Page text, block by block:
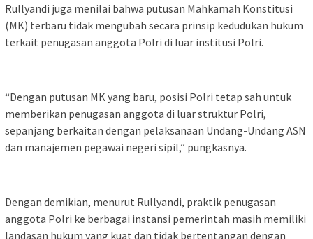
Rullyandi juga menilai bahwa putusan Mahkamah Konstitusi
(MK) terbaru tidak mengubah secara prinsip kedudukan hukum
terkait penugasan anggota Polri di luar institusi Polri.
“Dengan putusan MK yang baru, posisi Polri tetap sah untuk
memberikan penugasan anggota di luar struktur Polri,
sepanjang berkaitan dengan pelaksanaan Undang-Undang ASN
dan manajemen pegawai negeri sipil,” pungkasnya.
Dengan demikian, menurut Rullyandi, praktik penugasan
anggota Polri ke berbagai instansi pemerintah masih memiliki
landasan hukum yang kuat dan tidak bertentangan dengan